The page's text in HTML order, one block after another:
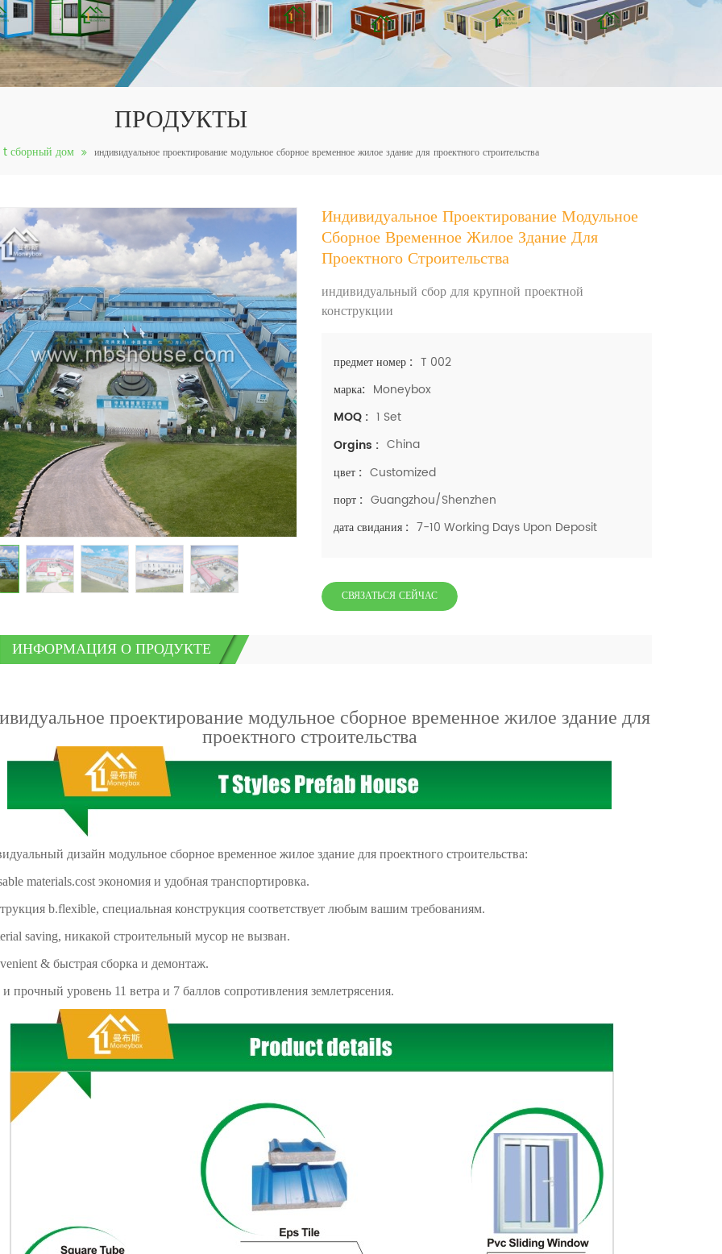
ПРОДУКТЫ
t сборный дом индивидуальное проектирование модульное сборное временное жилое здание для проектного строительства
Индивидуальное Проектирование Модульное
Сборное Временное Жилое Здание Для
Проектного Строительства
индивидуальный сбор для крупной проектной
конструкции
предмет номер : T 002
марка: Moneybox
MOQ : 1 Set
Orgins : China
цвет : Customized
порт : Guangzhou/Shenzhen
дата свидания : 7-10 Working Days Upon Deposit
СВЯЗАТЬСЯ СЕЙЧАС
ИНФОРМАЦИЯ О ПРОДУКТЕ
проектирование модульное сборное временное жилое здание для
проектного строительства
дизайн модульное сборное временное жилое здание для проектного строительства:
materials.cost экономия и удобная транспортировка.
b.flexible, специальная конструкция соответствует любым вашим требованиям.
saving, никакой строительный мусор не вызван.
& быстрая сборка и демонтаж.
и прочный уровень 11 ветра и 7 баллов сопротивления землетрясения.
mbshou